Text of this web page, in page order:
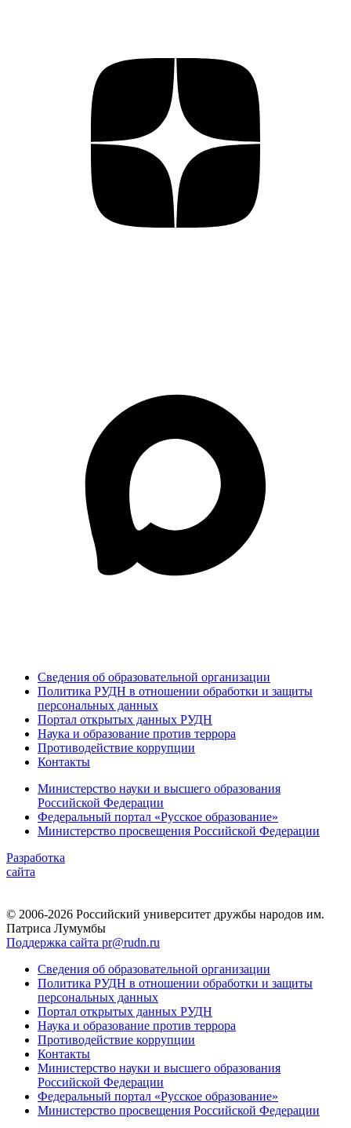
Сведения об образовательной организации
Политика РУДН в отношении обработки и защиты
персональных данных
Портал открытых данных РУДН
Наука и образование против террора
Противодействие коррупции
Контакты
Министерство науки и высшего образования
Российской Федерации
Федеральный портал «Русское образование»
Министерство просвещения Российской Федерации
Разработка
сайта
© 2006-2026 Российский университет дружбы народов им.
Патриса Лумумбы
Поддержка сайта pr@rudn.ru
Сведения об образовательной организации
Политика РУДН в отношении обработки и защиты
персональных данных
Портал открытых данных РУДН
Наука и образование против террора
Противодействие коррупции
Контакты
Министерство науки и высшего образования
Российской Федерации
Федеральный портал «Русское образование»
Министерство просвещения Российской Федерации